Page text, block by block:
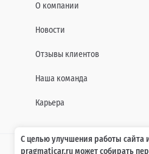
О компании
Новости
Отзывы клиентов
Наша команда
Карьера
С целью улучшения работы сайта
pragmaticar.ru может собирать